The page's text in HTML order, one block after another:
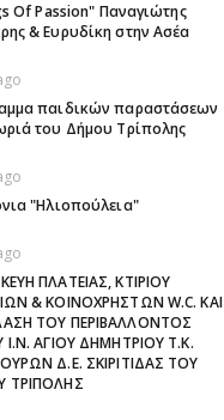
Of Passion" Παναγιώτης
& Ευρυδίκη στην Ασέα
παιδικών παραστάσεων
του Δήμου Τρίπολης
"Ηλιοπούλεια"
ΠΛΑΤΕΙΑΣ, ΚΤΙΡΙΟΥ
& ΚΟΙΝΟΧΡΗΣΤΩΝ W.C. ΚΑΙ
ΤΟΥ ΠΕΡΙΒΑΛΛΟΝΤΟΣ
ΑΓΙΟΥ ΔΗΜΗΤΡΙΟΥ Τ.Κ.
Δ.Ε. ΣΚΙΡΙΤΙΔΑΣ ΤΟΥ
ΤΡΙΠΟΛΗΣ